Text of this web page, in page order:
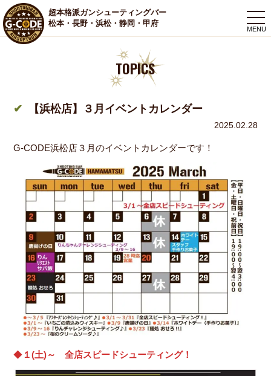
超本格派ガンシューティングバー
松本・長野・浜松・静岡・甲府
TOPICS
【浜松店】３月イベントカレンダー
2025.02.28
G-CODE浜松店３月のイベントカレンダーです！
◆ １(土)～ 全店スピードシューティング！